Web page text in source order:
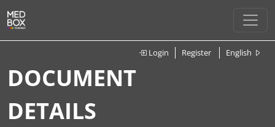
Login Register English
DOCUMENT
DETAILS